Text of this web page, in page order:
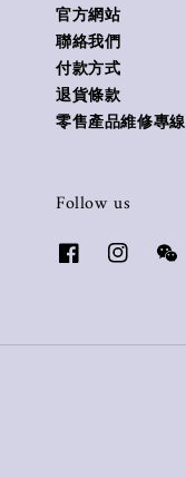
官方網站
聯絡我們
付款方式
退貨條款
零售產品維修專線
Follow us